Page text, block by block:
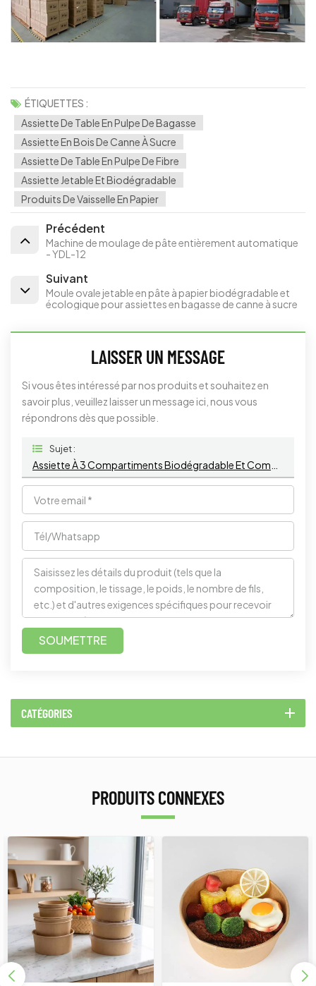
ÉTIQUETTES :
Assiette De Table En Pulpe De Bagasse
Assiette En Bois De Canne À Sucre
Assiette De Table En Pulpe De Fibre
Assiette Jetable Et Biodégradable
Produits De Vaisselle En Papier
Précédent
Machine de moulage de pâte entièrement automatique
- YDL-12
Suivant
Moule ovale jetable en pâte à papier biodégradable et
écologique pour assiettes en bagasse de canne à sucre
LAISSER UN MESSAGE
Si vous êtes intéressé par nos produits et souhaitez en
savoir plus, veuillez laisser un message ici, nous vous
répondrons dès que possible.
Sujet :
SOUMETTRE
CATÉGORIES
PRODUITS CONNEXES